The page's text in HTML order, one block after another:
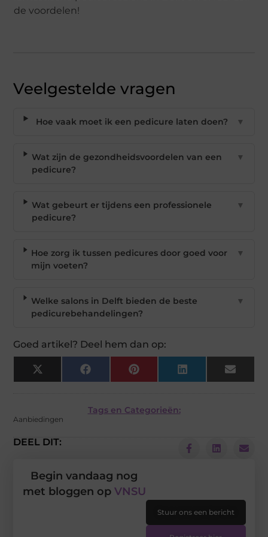
de voordelen!
Veelgestelde vragen
Hoe vaak moet ik een pedicure laten doen? ▼
Wat zijn de gezondheidsvoordelen van een
pedicure?
▼
Wat gebeurt er tijdens een professionele
pedicure?
▼
Hoe zorg ik tussen pedicures door goed voor
mijn voeten?
▼
Welke salons in Delft bieden de beste
pedicurebehandelingen?
▼
Goed artikel? Deel hem dan op:
X
(Twitter)
Facebook Pinterest LinkedIn Email
Tags en Categorieën:
Aanbiedingen
DEEL DIT:
Begin vandaag nog
met bloggen op VNSU
Stuur ons een bericht